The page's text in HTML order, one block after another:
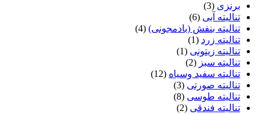
برنزی (3)
تنالیته آبی (6)
تنالیته بنفش (بادمجونی) (4)
تنالیته زرد (1)
تنالیته زیتونی (1)
تنالیته سبز (2)
تنالیته سفید وسیاه (12)
تنالیته صورتی (3)
تنالیته طوسی (8)
تنالیته فندقی (2)